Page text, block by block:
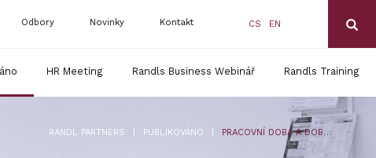
CS EN
Odbory Novinky Kontakt
HR Meeting Randls Business Webinář Randls Training
RANDL PARTNERS PUBLIKOVÁNO PRACOVNÍ DOBA A DOBA ODPOČINKU